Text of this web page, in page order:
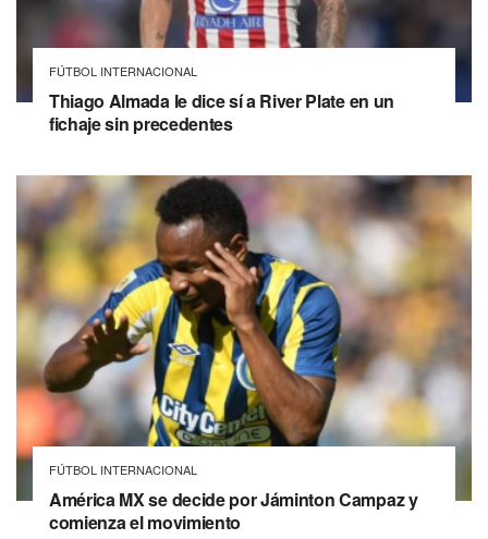
FÚTBOL INTERNACIONAL
Thiago Almada le dice sí a River Plate en un
fichaje sin precedentes
FÚTBOL INTERNACIONAL
América MX se decide por Jáminton Campaz y
comienza el movimiento